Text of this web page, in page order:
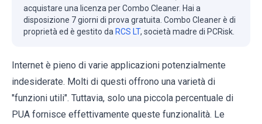
acquistare una licenza per Combo Cleaner. Hai a
disposizione 7 giorni di prova gratuita. Combo Cleaner è di
proprietà ed è gestito da RCS LT, società madre di PCRisk.
Internet è pieno di varie applicazioni potenzialmente
indesiderate. Molti di questi offrono una varietà di
"funzioni utili". Tuttavia, solo una piccola percentuale di
PUA fornisce effettivamente queste funzionalità. Le